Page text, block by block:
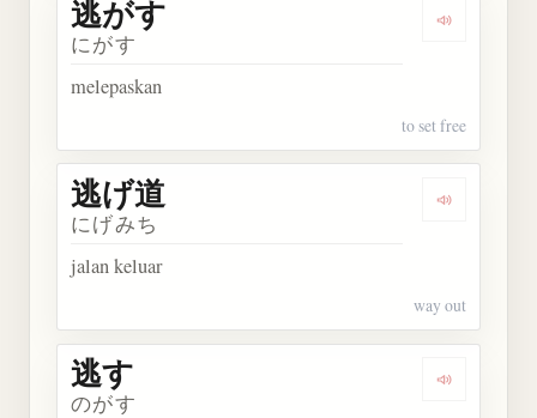
Dengarkan
逃がす
にがす
melepaskan
to set free
Dengarkan
逃げ道
にげみち
jalan keluar
way out
Dengarkan
逃す
のがす